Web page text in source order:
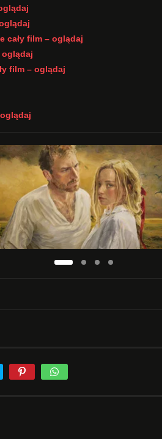
cały film – oglądaj
oglądaj
film – oglądaj